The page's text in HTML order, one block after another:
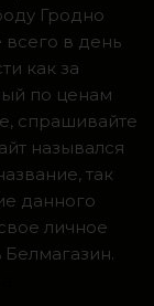
Гродно
всего в день
как за
по ценам
спрашивайте
назывался
так
данного
личное
Белмагазин.